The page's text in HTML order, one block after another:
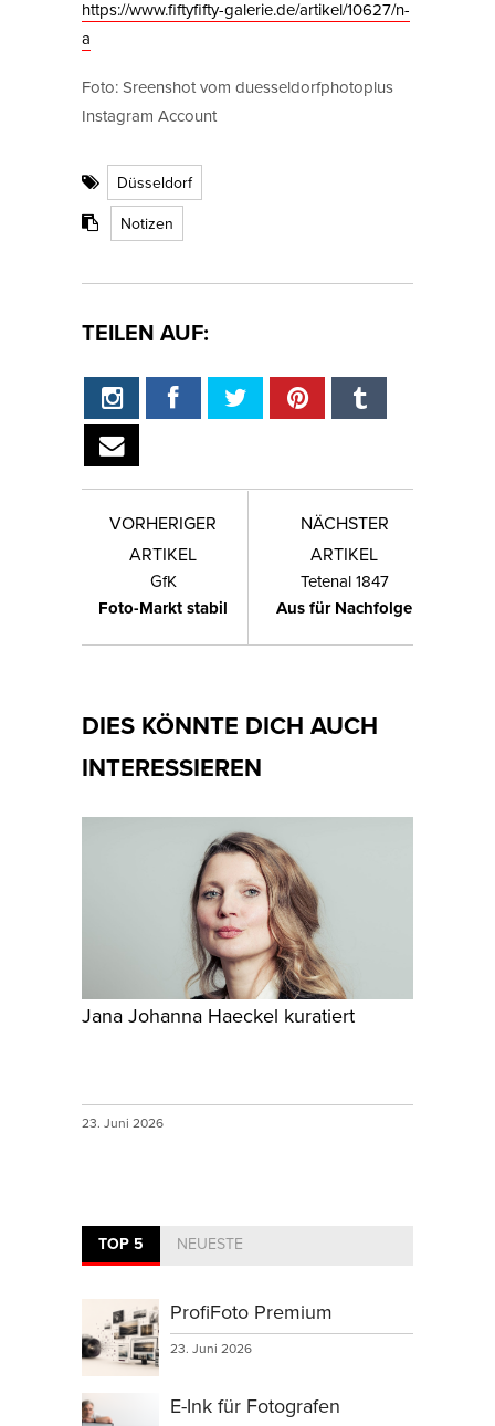
https://www.fiftyfifty-galerie.de/artikel/10627/n-
a
Foto: Sreenshot vom duesseldorfphotoplus
Instagram Account
Düsseldorf
Notizen
TEILEN AUF:
VORHERIGER
ARTIKEL
GfK
Foto-Markt stabil
NÄCHSTER
ARTIKEL
Tetenal 1847
Aus für Nachfolge
DIES KÖNNTE DICH AUCH
INTERESSIEREN
Jana Johanna Haeckel kuratiert
23. Juni 2026
TOP 5 NEUESTE
ProfiFoto Premium
23. Juni 2026
E-Ink für Fotografen